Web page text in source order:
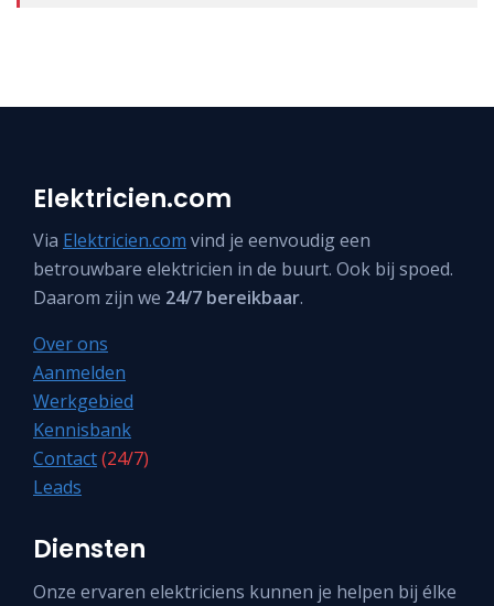
Elektricien.com
Via Elektricien.com vind je eenvoudig een
betrouwbare elektricien in de buurt. Ook bij spoed.
Daarom zijn we 24/7 bereikbaar.
Over ons
Aanmelden
Werkgebied
Kennisbank
Contact(24/7)
Leads
Diensten
Onze ervaren elektriciens kunnen je helpen bij élke